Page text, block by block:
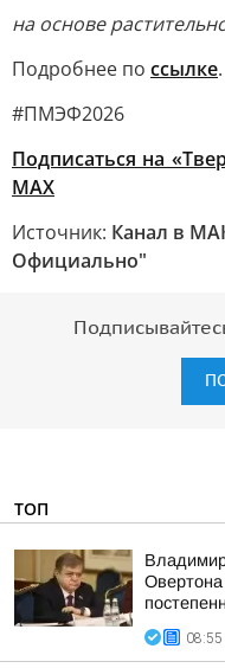
на основе
Подробнее по ссылке.
#ПМЭФ2026
Подписаться на
МАХ
Источник: Канал в
Официально"
ТОП
08:55